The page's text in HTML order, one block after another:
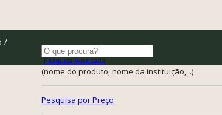
Pesquisa Avançada
(nome do produto, nome da instituição,...)
Pesquisa por Preço
/